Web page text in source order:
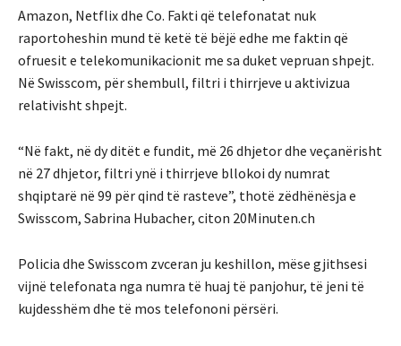
Amazon, Netflix dhe Co. Fakti që telefonatat nuk
raportoheshin mund të ketë të bëjë edhe me faktin që
ofruesit e telekomunikacionit me sa duket vepruan shpejt.
Në Swisscom, për shembull, filtri i thirrjeve u aktivizua
relativisht shpejt.
“Në fakt, në dy ditët e fundit, më 26 dhjetor dhe veçanërisht
në 27 dhjetor, filtri ynë i thirrjeve bllokoi dy numrat
shqiptarë në 99 për qind të rasteve”, thotë zëdhënësja e
Swisscom, Sabrina Hubacher, citon 20Minuten.ch
Policia dhe Swisscom zvceran ju keshillon, mëse gjithsesi
vijnë telefonata nga numra të huaj të panjohur, të jeni të
kujdesshëm dhe të mos telefononi përsëri.